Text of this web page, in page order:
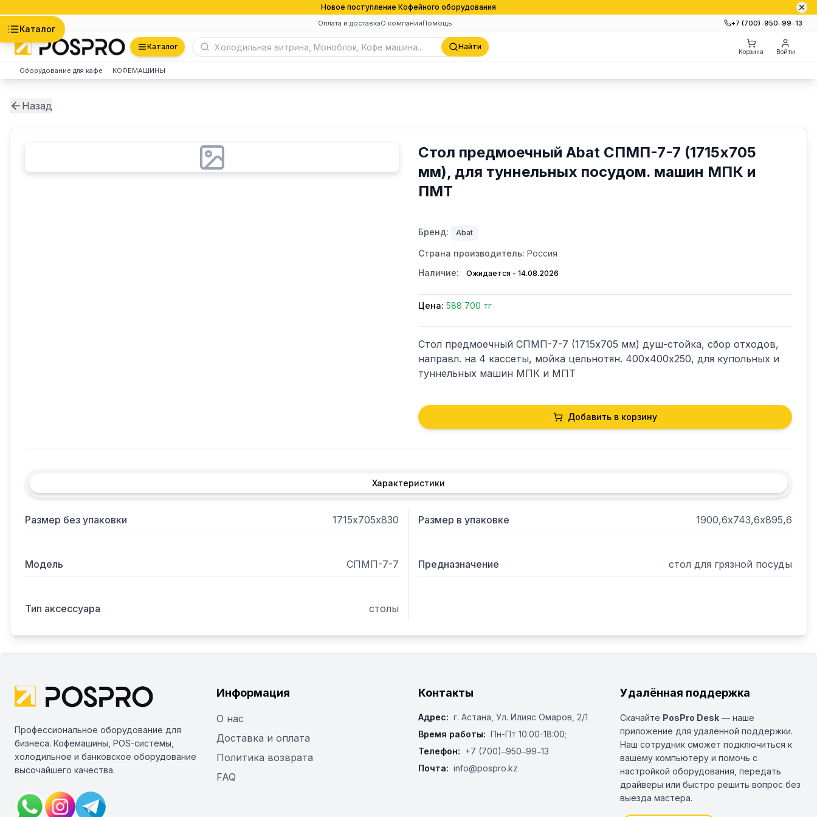
Новое поступление Кофейного оборудования
Оплата и доставкаО компанииПомощь +7 (700)‒950‒99‒13
Каталог
Каталог Найти
Корзина Войти
Оборудование для кафе КОФЕМАШИНЫ
Назад
Стол предмоечный Abat СПМП-7-7 (1715х705
мм), для туннельных посудом. машин МПК и
ПМТ
Бренд: Abat
Страна производитель: Россия
Наличие:
Ожидается - 14.08.2026
Цена: 588 700 тг
Стол предмоечный СПМП-7-7 (1715х705 мм) душ-стойка, сбор отходов,
направл. на 4 кассеты, мойка цельнотян. 400х400х250, для купольных и
туннельных машин МПК и МПТ
Добавить в корзину
Характеристики
Размер без упаковки 1715х705х830 Размер в упаковке 1900,6х743,6х895,6
Модель СПМП-7-7 Предназначение стол для грязной посуды
Тип аксессуара столы
Профессиональное оборудование для
бизнеса. Кофемашины, POS-системы,
холодильное и банковское оборудование
высочайшего качества.
Информация
О нас
Доставка и оплата
Политика возврата
FAQ
Контакты
Адрес: г. Астана, ​Ул. Илияс Омаров, 2/1
Время работы: Пн-Пт 10:00-18:00;
Телефон: +7 (700)‒950‒99‒13
Почта: info@pospro.kz
Удалённая поддержка
Скачайте PosPro Desk — наше
приложение для удалённой поддержки.
Наш сотрудник сможет подключиться к
вашему компьютеру и помочь с
настройкой оборудования, передать
драйверы или быстро решить вопрос без
выезда мастера.